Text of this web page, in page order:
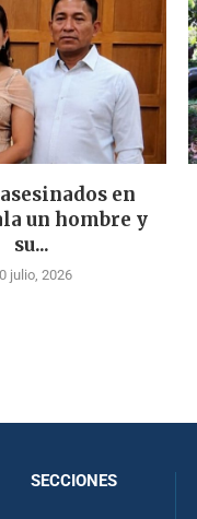
en
un hombre y
su...
julio, 2026
SECCIONES